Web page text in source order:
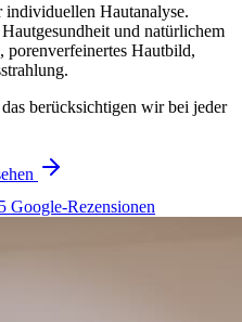
individuellen Hautanalyse.
und natürlichem
Hautbild,
berücksichtigen wir bei jeder
Google-Rezensionen